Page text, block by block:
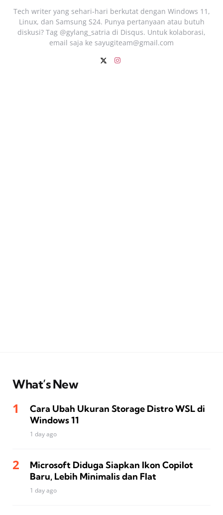
Tech writer yang sehari‑hari berkutat dengan Windows 11,
Linux, dan Samsung S24. Punya pertanyaan atau butuh
diskusi? Tag @gylang_satria di Disqus. Untuk kolaborasi,
email saja ke sayugiteam@gmail.com
What’s New
Cara Ubah Ukuran Storage Distro WSL di
Windows 11
1 day ago
Microsoft Diduga Siapkan Ikon Copilot
Baru, Lebih Minimalis dan Flat
1 day ago